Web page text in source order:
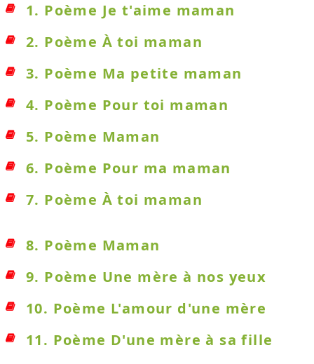
1. Poème Je t'aime maman
2. Poème À toi maman
3. Poème Ma petite maman
4. Poème Pour toi maman
5. Poème Maman
6. Poème Pour ma maman
7. Poème À toi maman
8. Poème Maman
9. Poème Une mère à nos yeux
10. Poème L'amour d'une mère
11. Poème D'une mère à sa fille